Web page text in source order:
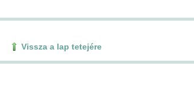
Vissza a lap tetejére